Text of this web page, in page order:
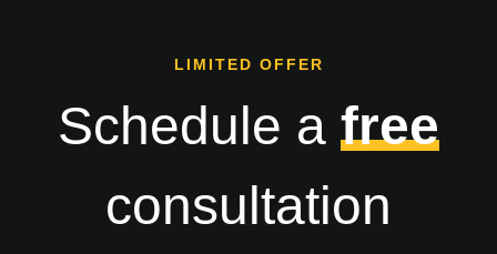
LIMITED OFFER
Schedule a free
consultation